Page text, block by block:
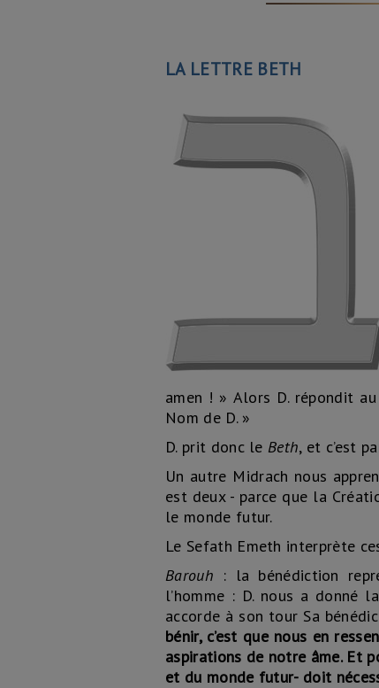
LA LETTRE BETH
amen ! » Alors D. répondit au
Nom de D. »
D. prit donc le Beth, et c’est
Un autre Midrach nous
est deux - parce que la
le monde futur.
Le Sefath Emeth interprète
Barouh : la bénédiction
l’homme : D. nous a donné
accorde à son tour Sa
bénir, c’est que nous en
aspirations de notre âme. Et
et du monde futur- doit